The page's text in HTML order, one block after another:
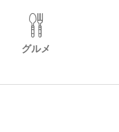
グルメ